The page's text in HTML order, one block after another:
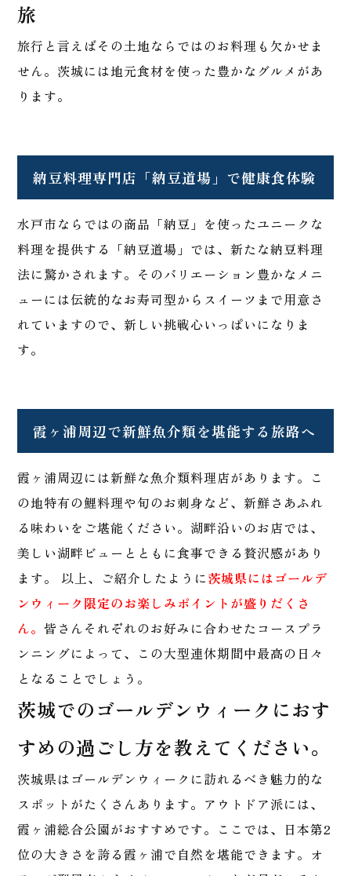
旅
旅行と言えばその土地ならではのお料理も欠かせま
せん。茨城には地元食材を使った豊かなグルメがあ
ります。
納豆料理専門店「納豆道場」で健康食体験
水戸市ならではの商品「納豆」を使ったユニークな
料理を提供する「納豆道場」では、新たな納豆料理
法に驚かされます。そのバリエーション豊かなメニ
ューには伝統的なお寿司型からスイーツまで用意さ
れていますので、新しい挑戦心いっぱいになりま
す。
霞ヶ浦周辺で新鮮魚介類を堪能する旅路へ
霞ヶ浦周辺には新鮮な魚介類料理店があります。こ
の地特有の鯉料理や旬のお刺身など、新鮮さあふれ
る味わいをご堪能ください。湖畔沿いのお店では、
美しい湖畔ビューとともに食事できる贅沢感があり
ます。 以上、ご紹介したように茨城県にはゴールデ
ンウィーク限定のお楽しみポイントが盛りだくさ
ん。皆さんそれぞれのお好みに合わせたコースプラ
ンニングによって、この大型連休期間中最高の日々
となることでしょう。
茨城でのゴールデンウィークにおす
すめの過ごし方を教えてください。
茨城県はゴールデンウィークに訪れるべき魅力的な
スポットがたくさんあります。アウトドア派には、
霞ヶ浦総合公園がおすすめです。ここでは、日本第2
位の大きさを誇る霞ヶ浦で自然を堪能できます。オ